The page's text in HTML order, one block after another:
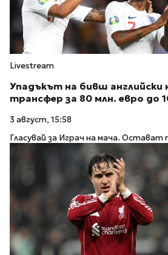
Livestream
Упадъкът на бивш английски
трансфер за 80 млн. евро до
3 август, 15:58
Гласувай за Играч на мача. Остават